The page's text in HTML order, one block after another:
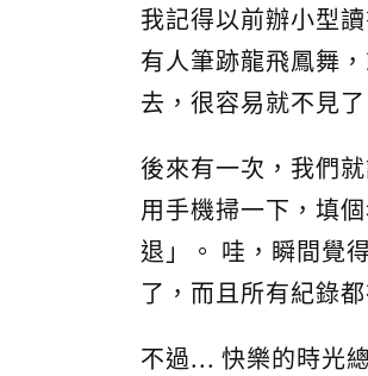
我記得以前辦小型
有人筆跡龍飛鳳舞
去，很容易就不見了
後來有一次，我們
用手機掃一下，填
退」。 哇，瞬間覺
了，而且所有紀錄
不過... 快樂的時光